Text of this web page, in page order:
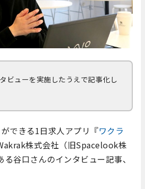
ビューを実施したうえで記事化し
ができる1日求人アプリ『ワクラ
株式会社（旧Spacelook株
谷口さんのインタビュー記事、